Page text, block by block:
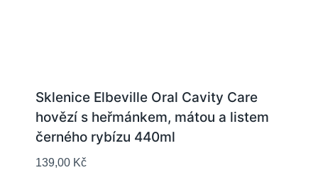
Sklenice Elbeville Oral Cavity Care
hovězí s heřmánkem, mátou a listem
černého rybízu 440ml
139,00 Kč